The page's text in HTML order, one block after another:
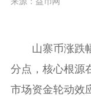
山寨币涨跌
分点，核心根源
市场资金轮动效